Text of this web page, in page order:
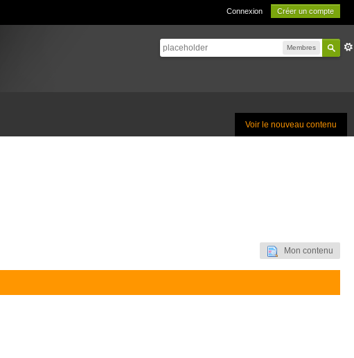
Connexion Créer un compte
Membres
Voir le nouveau contenu
Mon contenu